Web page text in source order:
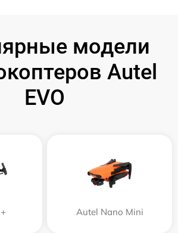
модели
Autel
EVO
Autel Nano Mini